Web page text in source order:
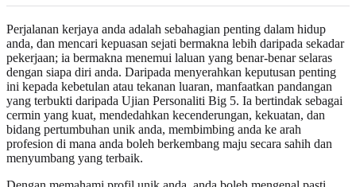
Perjalanan kerjaya anda adalah sebahagian penting dalam hidup
anda, dan mencari kepuasan sejati bermakna lebih daripada sekadar
pekerjaan; ia bermakna menemui laluan yang benar-benar selaras
dengan siapa diri anda. Daripada menyerahkan keputusan penting
ini kepada kebetulan atau tekanan luaran, manfaatkan pandangan
yang terbukti daripada Ujian Personaliti Big 5. Ia bertindak sebagai
cermin yang kuat, mendedahkan kecenderungan, kekuatan, dan
bidang pertumbuhan unik anda, membimbing anda ke arah
profesion di mana anda boleh berkembang maju secara sahih dan
menyumbang yang terbaik.